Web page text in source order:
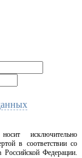
исключительно
в соответствии со
Российской Федерации.